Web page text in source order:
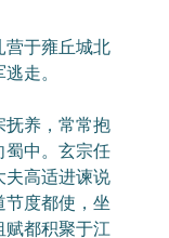
于雍丘城北
走。
养，常常抱
蜀中。玄宗任
夫高适进谏说
节度都使，坐
赋都积聚于江